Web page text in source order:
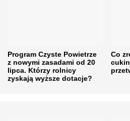
Program Czyste Powietrze
z nowymi zasadami od 20
lipca. Którzy rolnicy
zyskają wyższe dotacje?
Co